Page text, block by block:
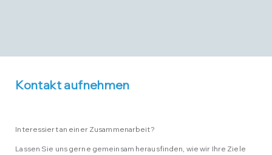
Kontakt aufnehmen
Interessiert an einer Zusammenarbeit?
Lassen Sie uns gerne gemeinsam herausfinden, wie wir Ihre Ziele